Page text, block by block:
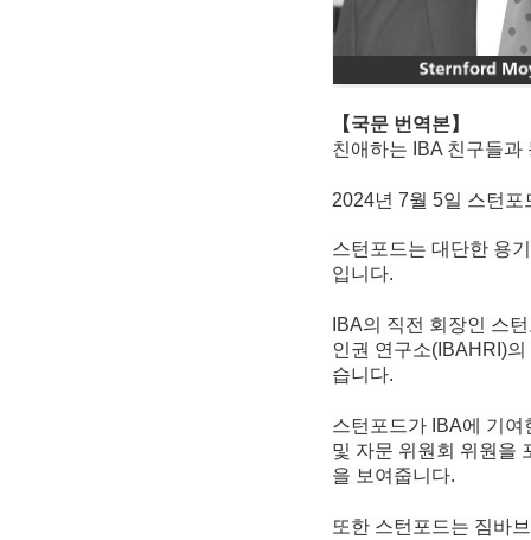
【국문 번역본】
친애하는 IBA 친구들과
2024년 7월 5일 스턴
스턴포드는 대단한 용
입니다.
IBA의 직전 회장인 스
인권 연구소(IBAHRI)
습니다.
스턴포드가 IBA에 기
및 자문 위원회 위원을
을 보여줍니다.
또한 스턴포드는 짐바